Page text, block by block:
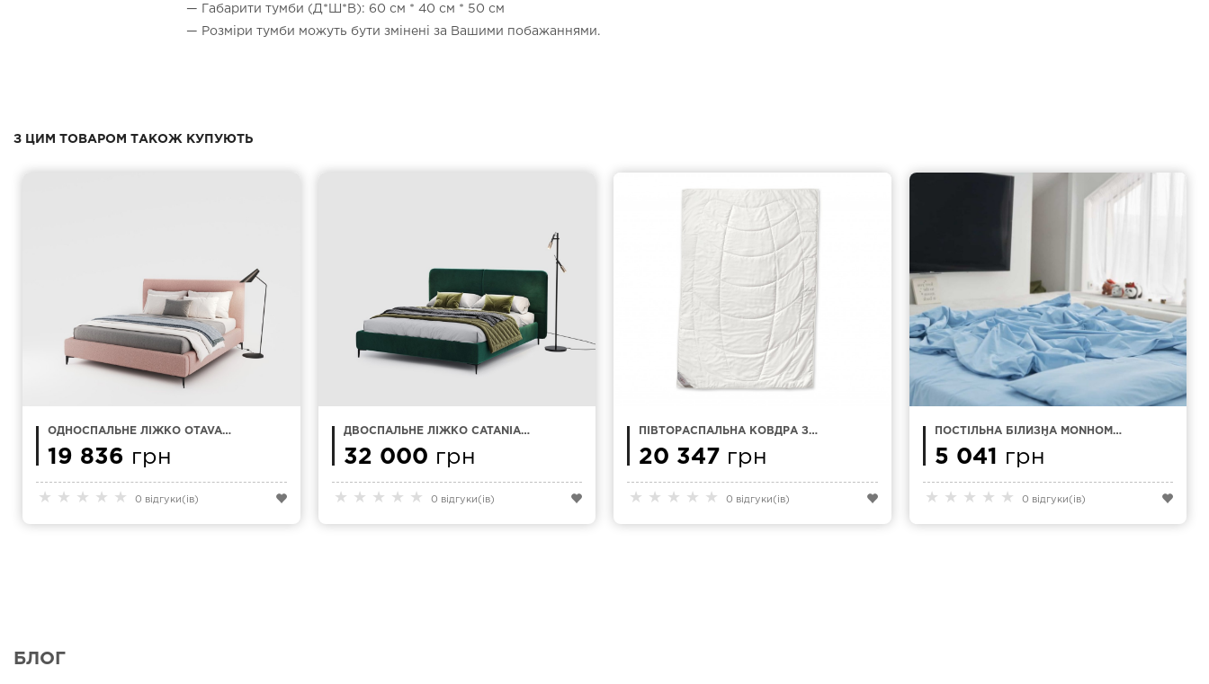
— Габарити тумби (Д*Ш*В): 60 см * 40 см * 50 см
— Розміри тумби можуть бути змінені за Вашими побажаннями.
З ЦИМ ТОВАРОМ ТАКОЖ КУПУЮТЬ
★ ★ ★ ★ ★ 0 відгуки(ів)
ОДНОСПАЛЬНЕ ЛІЖКО OTAVA
19 836 грн
★ ★ ★ ★ ★ 0 відгуки(ів)
ДВОСПАЛЬНЕ ЛІЖКО CATANIA
32 000 грн
★ ★ ★ ★ ★ 0 відгуки(ів)
ПІВТОРАСПАЛЬНА КОВДРА З
QUILT LIGHT 155 X 200 СМ
20 347 грн
★ ★ ★ ★ ★ 0 відгуки(ів)
ПОСТІЛЬНА БІЛИЗНА MONHOME
5 041 грн
БЛОГ